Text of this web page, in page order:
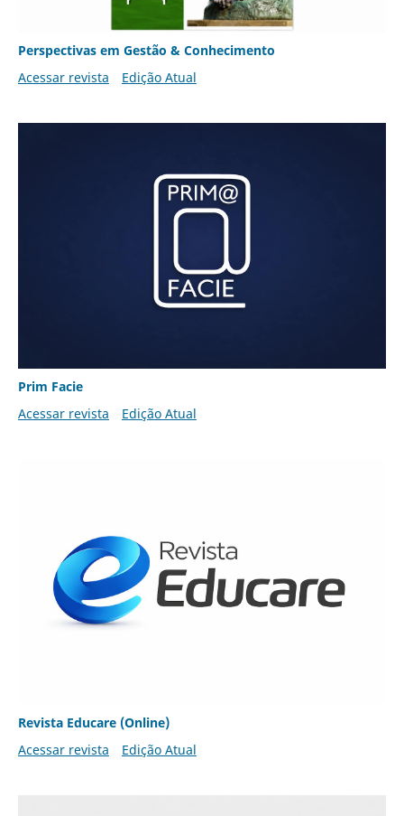
Perspectivas em Gestão & Conhecimento
Acessar revista
Edição Atual
Prim Facie
Acessar revista
Edição Atual
Revista Educare (Online)
Acessar revista
Edição Atual